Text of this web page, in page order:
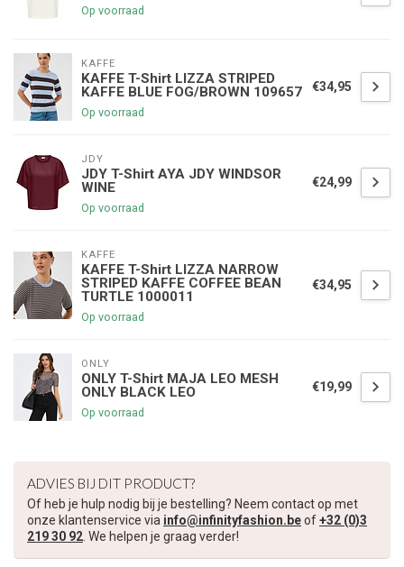
Op voorraad
KAFFE
KAFFE T-Shirt LIZZA STRIPED
KAFFE BLUE FOG/BROWN 109657
Op voorraad
€34,95
JDY
JDY T-Shirt AYA JDY WINDSOR
WINE
Op voorraad
€24,99
KAFFE
KAFFE T-Shirt LIZZA NARROW
STRIPED KAFFE COFFEE BEAN
TURTLE 1000011
Op voorraad
€34,95
ONLY
ONLY T-Shirt MAJA LEO MESH
ONLY BLACK LEO
Op voorraad
€19,99
ADVIES BIJ DIT PRODUCT?
Of heb je hulp nodig bij je bestelling? Neem contact op met
onze klantenservice via info@infinityfashion.beof+32 (0)3
219 30 92. We helpen je graag verder!